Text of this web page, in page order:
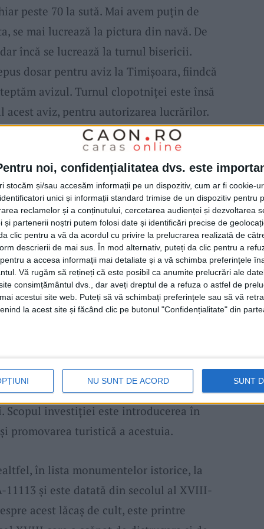
noi, confidențialitatea dvs. este
stocăm și/sau accesăm informații pe un dispozitiv, cum ar fi cookie-
unici și informații standard trimise de un dispozitiv pentru
reclamelor și a conținutului, cercetarea audienței și dezvoltarea
și partenerii noștri putem folosi date și identificări precise de
clic pentru a vă da acordul cu privire la prelucrarea realizată de
descrierii de mai sus. În mod alternativ, puteți da clic pentru a
a accesa informații mai detaliate și a vă schimba preferințele
Vă rugăm să rețineți că este posibil ca anumite prelucrări ale
consimțământul dvs., dar aveți dreptul de a refuza o astfel de
acestui site web. Puteți să vă schimbați preferințele sau să vă
la acest site și făcând clic pe butonul "Confidențialitate" din
NU SUNT DE ACORD SUNT
peste 70 la sută. Mai avem puţin de
se mai lucrează la pictura din navă. De
încă se lucrează la turnul bisericii.
dosar pentru aviz la Timişoara, fiindcă
avizul. Turnul clopotniţei este însă
acest aviz, pentru autorizarea lucrărilor.
sau începutul lunii octombrie
cât mai repede în ea“, a adăugat
partea de pictură din proiect este
Ciocşan din Craiova.
e finanţat de ADR Vest prin Programul
2014-2020, Axa prioritară 5 –
conservarea, protecţia și valorificarea
Prioritatea de investiţii 5.1 –
şi dezvoltarea patrimoniului natural
3.853.222,48 lei, din care 2 la sută revin
înlocuirea șindrilei, restaurarea
realizarea unui sistem de încălzire
Scopul investiţiei este introducerea în
promovarea turistică a acestuia.
în lista monumentelor istorice, la
11113 şi este datată din secolul al XVIII-
acest lăcaş de cult, este printre